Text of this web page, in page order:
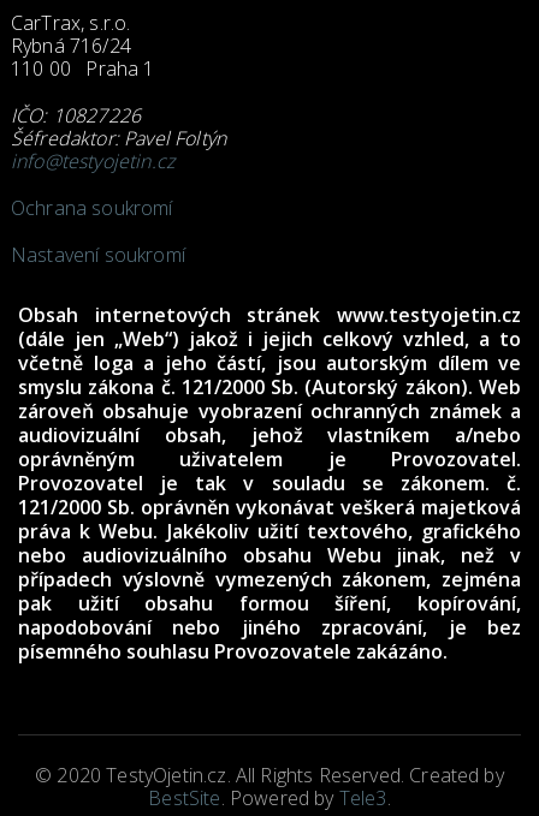
CarTrax, s.r.o.
Rybná 716/24
110 00 Praha 1
IČO: 10827226
Šéfredaktor: Pavel Foltýn
info@testyojetin.cz
Ochrana soukromí
Nastavení soukromí
Obsah internetových stránek www.testyojetin.cz
(dále jen „Web“) jakož i jejich celkový vzhled, a to
včetně loga a jeho částí, jsou autorským dílem ve
smyslu zákona č. 121/2000 Sb. (Autorský zákon). Web
zároveň obsahuje vyobrazení ochranných známek a
audiovizuální obsah, jehož vlastníkem a/nebo
oprávněným uživatelem je Provozovatel.
Provozovatel je tak v souladu se zákonem. č.
121/2000 Sb. oprávněn vykonávat veškerá majetková
práva k Webu. Jakékoliv užití textového, grafického
nebo audiovizuálního obsahu Webu jinak, než v
případech výslovně vymezených zákonem, zejména
pak užití obsahu formou šíření, kopírování,
napodobování nebo jiného zpracování, je bez
písemného souhlasu Provozovatele zakázáno.
© 2020 TestyOjetin.cz. All Rights Reserved. Created by
BestSite. Powered byTele3.